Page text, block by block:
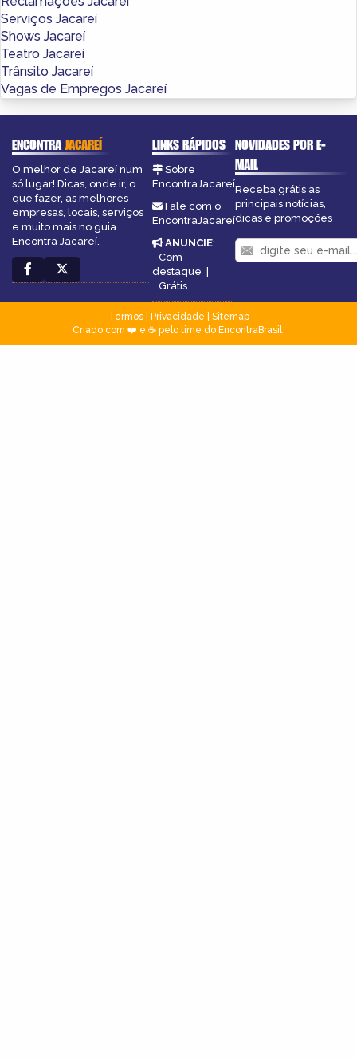
Serviços Jacareí
Shows Jacareí
Teatro Jacareí
Trânsito Jacareí
Vagas de Empregos Jacareí
ENCONTRAJACAREÍ
O melhor de Jacareí num
só lugar! Dicas, onde ir, o
que fazer, as melhores
empresas, locais, serviços
e muito mais no guia
Encontra Jacareí.
LINKS RÁPIDOS
Sobre
EncontraJacareí
Fale com o
EncontraJacareí
ANUNCIE:
Com
destaque
Grátis
NOVIDADES POR E-
MAIL
Receba grátis as
principais notícias,
dicas e promoções
Termos| Privacidade
Sitemap
Criado com ❤️ e ☕ pelo time do EncontraBrasil